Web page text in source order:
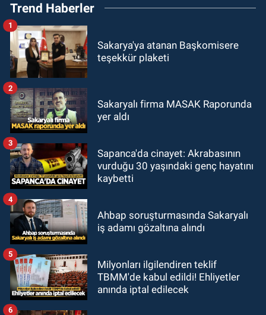
Trend Haberler
Sakarya'ya atanan Başkomisere
teşekkür plaketi
1
Sakaryalı firma MASAK Raporunda
yer aldı
2
Sapanca'da cinayet: Akrabasının
vurduğu 30 yaşındaki genç hayatını
kaybetti
3
Ahbap soruşturmasında Sakaryalı
iş adamı gözaltına alındı
4
Milyonları ilgilendiren teklif
TBMM'de kabul edildi! Ehliyetler
anında iptal edilecek
5
6